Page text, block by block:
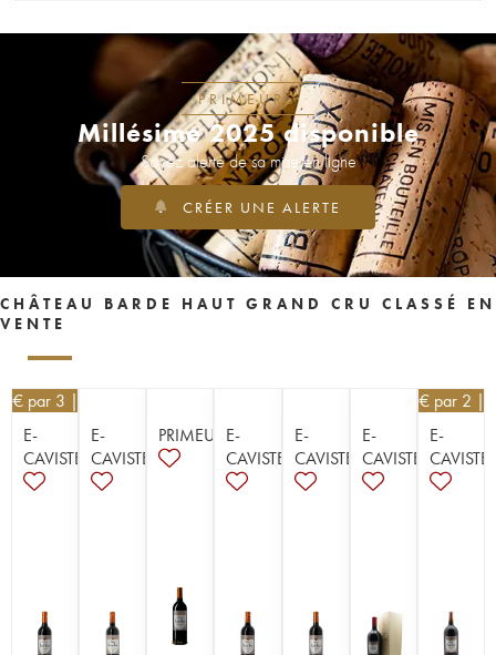
PRIMEURS
Millésime 2025 disponible
Soyez alerté de sa mise en ligne
CRÉER UNE ALERTE
CHÂTEAU BARDE HAUT GRAND CRU CLASSÉ EN
VENTE
€ par 3 | -10%
E-
CAVISTE
E-
CAVISTE
PRIMEUR
E-
CAVISTE
E-
CAVISTE
E-
CAVISTE
58,50€ par 2 |
E-
CAVISTE